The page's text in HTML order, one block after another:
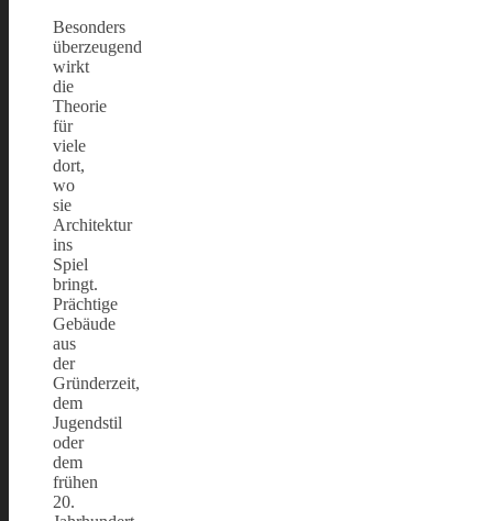
Besonders
überzeugend
wirkt
die
Theorie
für
viele
dort,
wo
sie
Architektur
ins
Spiel
bringt.
Prächtige
Gebäude
aus
der
Gründerzeit,
dem
Jugendstil
oder
dem
frühen
20.